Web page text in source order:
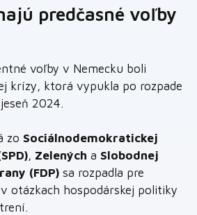
predčasné voľby
voľby v Nemecku boli
krízy, ktorá vypukla po rozpade
2024.
zo Sociálnodemokratickej
, Zelených a Slobodnej
(FDP) sa rozpadla pre
otázkach hospodárskej politiky